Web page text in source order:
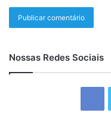
Nossas Redes Sociais